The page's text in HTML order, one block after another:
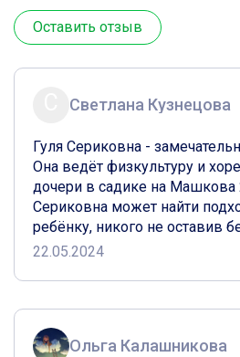
Оставить отзыв
Светлана Кузнецова
Гуля Сериковна -
Она ведёт физкультуру и
дочери в садике на Машкова
Сериковна может найти
ребёнку, никого не оставив
22.05.2024
Ольга Калашникова